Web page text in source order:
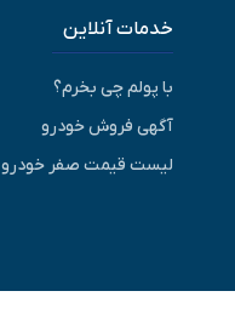
خدمات آنلاین
با پولم چی بخرم؟
آگهی فروش خودرو
لیست قیمت صفر خودرو